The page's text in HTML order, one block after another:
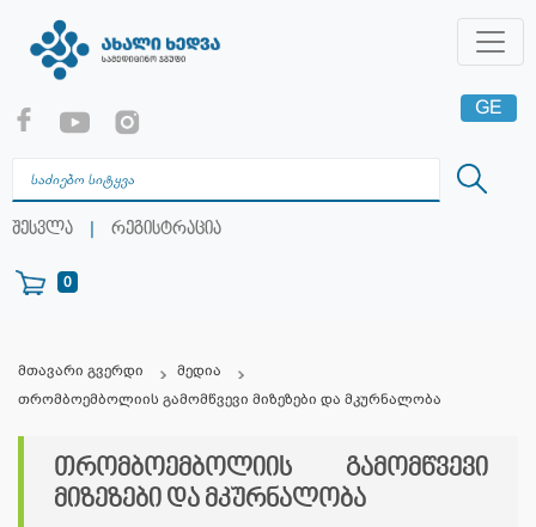
შესვლა | რეგისტრაცია
0
GE
RU
მთავარი გვერდი
მედია
თრომბოემბოლიის გამომწვევი მიზეზები და მკურნალობა
თრომბოემბოლიის გამომწვევი
მიზეზები და მკურნალობა